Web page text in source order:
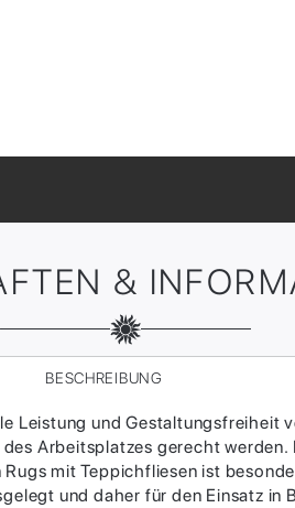
&
BESCHREIBUNG
und Gestaltungsfreiheit
Arbeitsplatzes gerecht
mit Teppichfliesen ist
und daher für den Einsatz